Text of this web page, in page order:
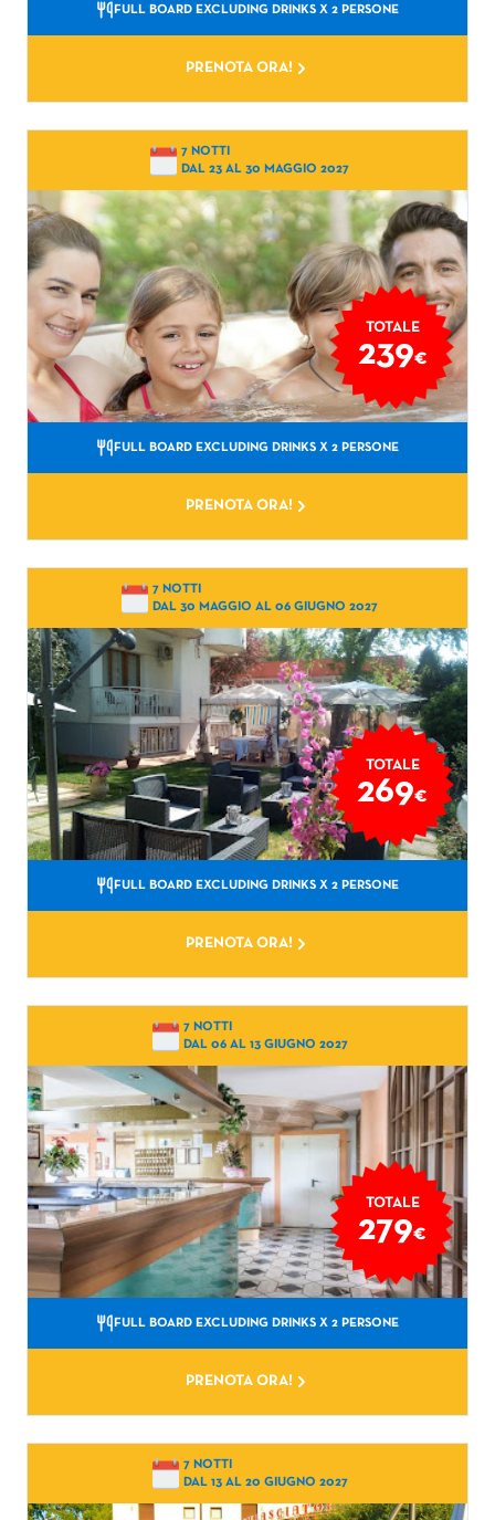
FULL BOARD EXCLUDING DRINKS X 2 PERSONE
PRENOTA ORA!
7 NOTTI
DAL 23 AL 30 MAGGIO 2027
TOTALE
239€
FULL BOARD EXCLUDING DRINKS X 2 PERSONE
PRENOTA ORA!
7 NOTTI
DAL 30 MAGGIO AL 06 GIUGNO 2027
TOTALE
269€
FULL BOARD EXCLUDING DRINKS X 2 PERSONE
PRENOTA ORA!
7 NOTTI
DAL 06 AL 13 GIUGNO 2027
TOTALE
279€
FULL BOARD EXCLUDING DRINKS X 2 PERSONE
PRENOTA ORA!
7 NOTTI
DAL 13 AL 20 GIUGNO 2027